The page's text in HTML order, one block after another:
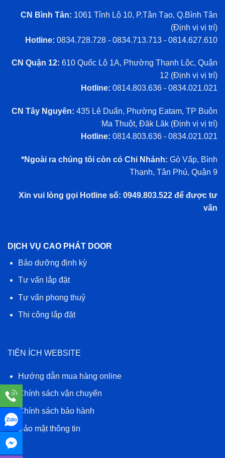
CN Bình Tân: 1061 Tỉnh Lộ 10, P.Tân Tạo, Q.Bình Tân
(Định vị vị trí)
Hotline: 0834.728.728 - 0834.713.713 - 0814.627.610
CN Quận 12: 610 Quốc Lộ 1A, Phường Thạnh Lộc, Quận
12 (Định vị vị trí)
Hotline: 0814.803.636 - 0834.021.021
CN Tây Nguyên: 435 Lê Duẩn, Phường Eatam, TP Buôn
Ma Thuột, Đăk Lăk (Định vị vị trí)
Hotline: 0814.803.636 - 0834.021.021
*Ngoài ra chúng tôi còn có Chi Nhánh: Gò Vấp, Bình
Thạnh, Tân Phú, Quận 9
Xin vui lòng gọi Hotline số: 0949.803.522 để được tư
vấn
DỊCH VỤ CAO PHÁT DOOR
Bảo dưỡng định kỳ
Tư vấn lắp đặt
Tư vấn phong thuỷ
Thi công lắp đặt
TIỆN ÍCH WEBSITE
Hướng dẫn mua hàng online
Chính sách vận chuyển
Chính sách bảo hành
Bảo mật thông tin